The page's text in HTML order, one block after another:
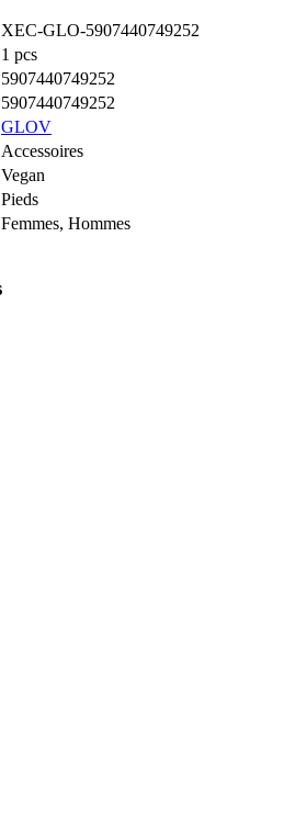
XEC-GLO-5907440749252
1 pcs
5907440749252
5907440749252
GLOV
Accessoires
Vegan
Pieds
Femmes, Hommes